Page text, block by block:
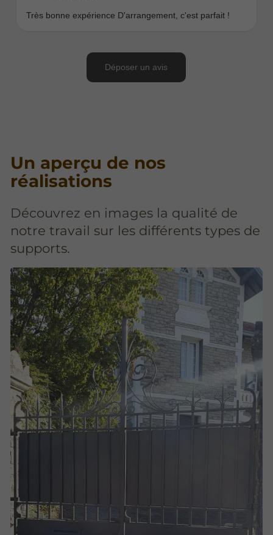
Un aperçu de nos
réalisations
Découvrez en images la qualité de
notre travail sur les différents types de
supports.